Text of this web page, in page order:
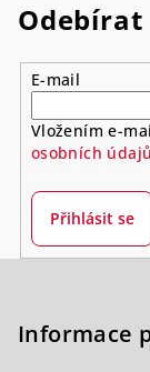
E-mail
Vložením e-
osobních údajů
Přihlásit se
Informace